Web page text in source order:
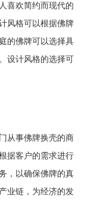
喜欢简约而现代的
风格可以根据佛牌
的佛牌可以选择具
设计风格的选择可
从事佛牌换壳的商
据客户的需求进行
，以确保佛牌的真
业链，为经济的发